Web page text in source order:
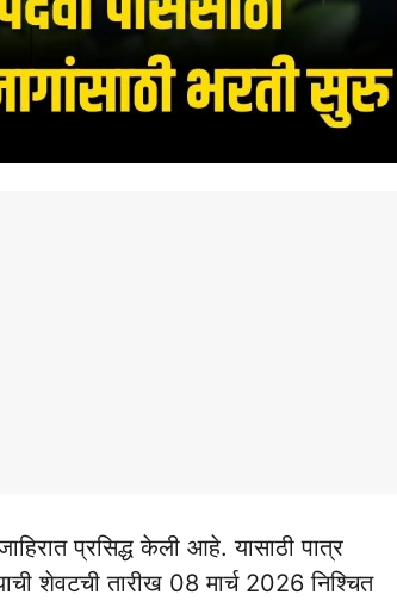
प्रसिद्ध केली आहे. यासाठी पात्र
शेवटची तारीख 08 मार्च 2026 निश्चित